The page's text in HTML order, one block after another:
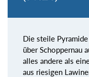
Die steile
über Schoppernau
alles andere als
aus riesigen